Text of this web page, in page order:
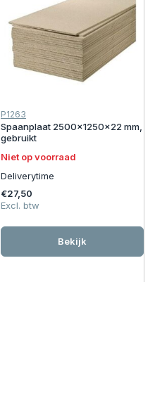
P1263
Spaanplaat 2500x1250x22 mm,
gebruikt
Niet op voorraad
Deliverytime
€27,50
Excl. btw
Bekijk